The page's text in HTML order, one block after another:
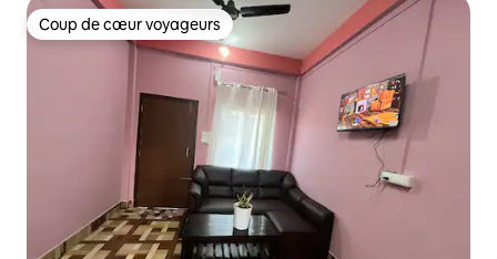
Coup de cœur voyageurs
Coup de cœur voyageurs